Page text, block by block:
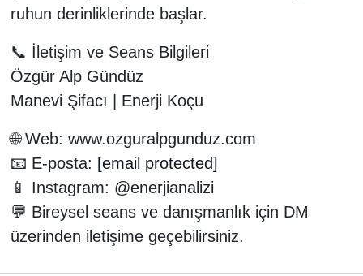
ruhun derinliklerinde başlar.
📞 İletişim ve Seans Bilgileri
Özgür Alp Gündüz
Manevi Şifacı | Enerji Koçu
🌐 Web: www.ozguralpgunduz.com
📧 E-posta: [email protected]
📱 Instagram: @enerjianalizi
💬 Bireysel seans ve danışmanlık için DM
üzerinden iletişime geçebilirsiniz.